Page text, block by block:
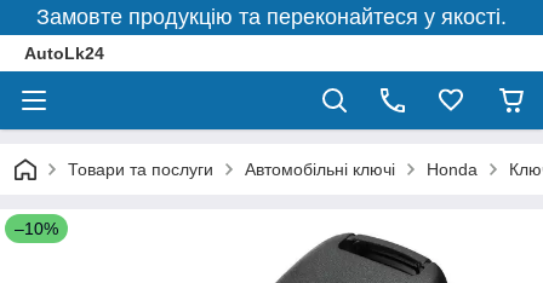
Замовте продукцію та переконайтеся у якості.
AutoLk24
Товари та послуги Автомобільні ключі Honda
–10%